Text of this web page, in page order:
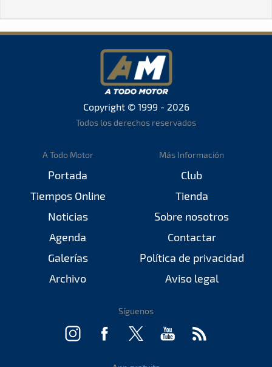
Copyright © 1999 - 2026
Todos los derechos reservados
A Todo Motor
Portada
Tiempos Online
Noticias
Agenda
Galerías
Archivo
Más Información
Club
Tienda
Sobre nosotros
Contactar
Política de privacidad
Aviso legal
Síguenos